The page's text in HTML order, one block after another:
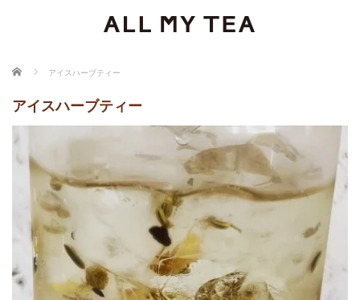
ホーム アイスハーブティー
アイスハーブティー